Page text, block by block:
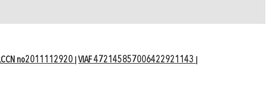
no2011112920 |VIAF 472145857006422921143